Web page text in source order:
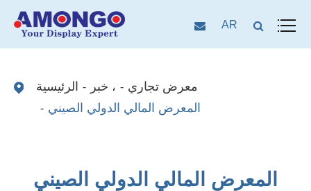
AR
الرئيسية خبر ،
معرض تجاري
المعرض المالي الدولي الصيني
المعرض المالي الدولي الصيني